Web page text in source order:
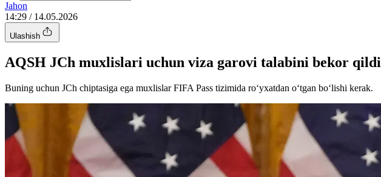
Jahon
14:29 / 14.05.2026
Ulashish
AQSH JCh muxlislari uchun viza garovi talabini bekor qildi
Buning uchun JCh chiptasiga ega muxlislar FIFA Pass tizimida ro‘yxatdan o‘tgan bo‘lishi kerak.